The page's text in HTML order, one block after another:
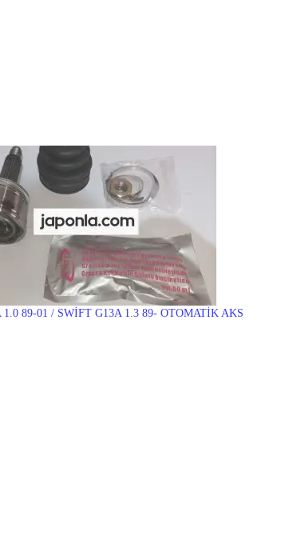
1.0 89-01 / SWİFT G13A 1.3 89- OTOMATİK AKS